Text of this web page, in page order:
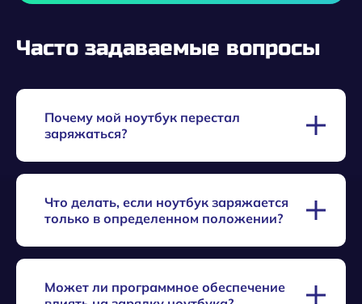
Часто задаваемые вопросы
Почему мой ноутбук перестал
заряжаться?
повреждений. Убедитесь, что разъемы плотно
подключены. Если проблема не решена,
возможно, неисправен аккумулятор или порт
Что делать, если ноутбук заряжается
только в определенном положении?
питания или кабелем. Рекомендуется
Может ли программное обеспечение